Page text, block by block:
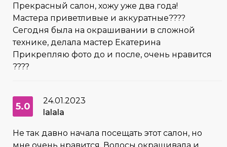
Прекрасный салон, хожу уже два года!
Мастера приветливые и аккуратные????
Сегодня была на окрашивании в сложной
технике, делала мастер Екатерина
Прикрепляю фото до и после, очень нравится
????
5.0
24.01.2023
lalala
Не так давно начала посещать этот салон, но